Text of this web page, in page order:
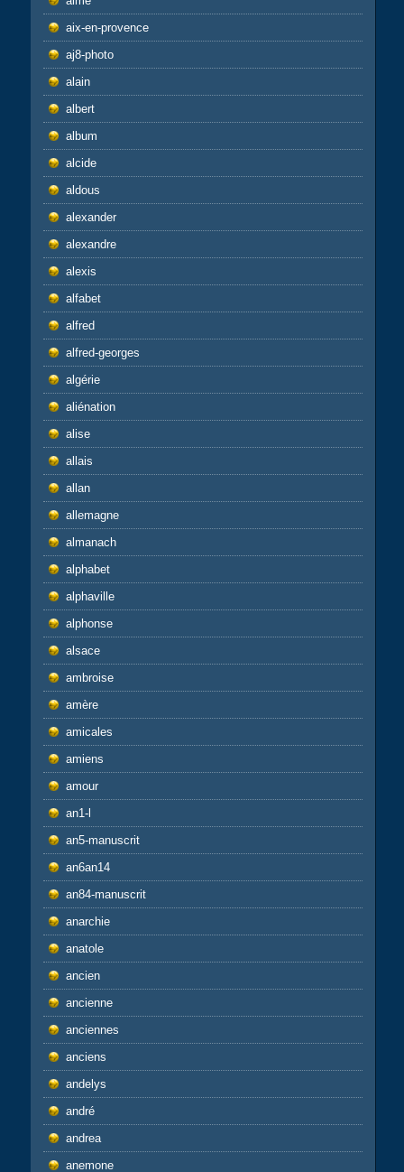
aix-en-provence
aj8-photo
alain
albert
album
alcide
aldous
alexander
alexandre
alexis
alfabet
alfred
alfred-georges
algérie
aliénation
alise
allais
allan
allemagne
almanach
alphabet
alphaville
alphonse
alsace
ambroise
amère
amicales
amiens
amour
an1-l
an5-manuscrit
an6an14
an84-manuscrit
anarchie
anatole
ancien
ancienne
anciennes
anciens
andelys
andré
andrea
anemone